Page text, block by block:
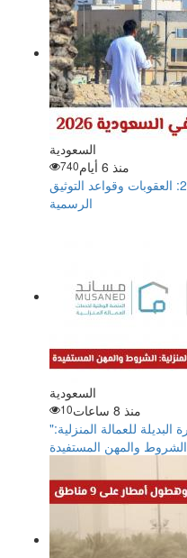
السعودية
منذ 6 أيام
740
ضوابط زواج المسيار في السعودية 2026: العقوبات وقواعد التوثيق
الرسمية
السعودية
منذ 8 ساعات
10
"مساند" توضح تفاصيل خدمة التأشيرة البديلة للعمالة المنزلية:
الشروط والمهن المستفيدة